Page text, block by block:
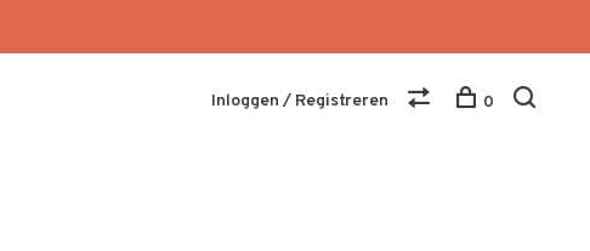
Inloggen / Registreren 0